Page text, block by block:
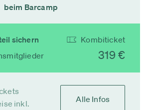
beim Barcamp
sichern
Kombiticket
319 €
inkl.
Alle Infos